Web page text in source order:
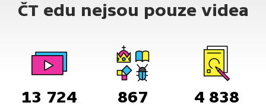
ČT edu nejsou pouze videa
13 724 867 4 838